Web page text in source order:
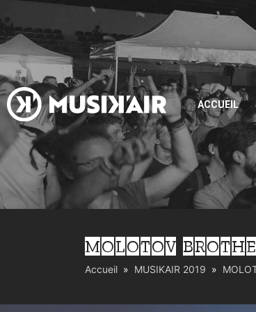
ACCUEIL
MOLOTOV
Accueil MUSIKAIR 2019